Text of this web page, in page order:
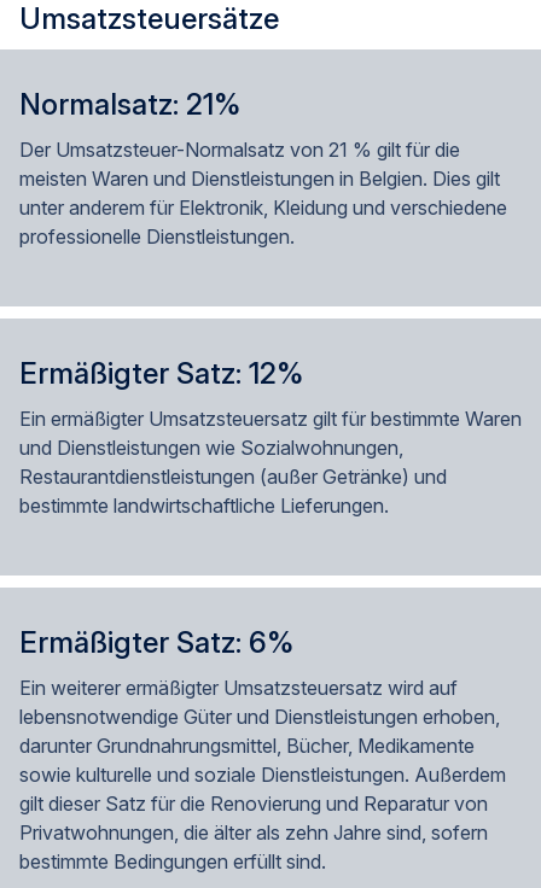
Umsatzsteuersätze
Normalsatz: 21%
Der Umsatzsteuer-Normalsatz von 21 % gilt für die
meisten Waren und Dienstleistungen in Belgien. Dies gilt
unter anderem für Elektronik, Kleidung und verschiedene
professionelle Dienstleistungen.
Ermäßigter Satz: 12%
Ein ermäßigter Umsatzsteuersatz gilt für bestimmte Waren
und Dienstleistungen wie Sozialwohnungen,
Restaurantdienstleistungen (außer Getränke) und
bestimmte landwirtschaftliche Lieferungen.
Ermäßigter Satz: 6%
Ein weiterer ermäßigter Umsatzsteuersatz wird auf
lebensnotwendige Güter und Dienstleistungen erhoben,
darunter Grundnahrungsmittel, Bücher, Medikamente
sowie kulturelle und soziale Dienstleistungen. Außerdem
gilt dieser Satz für die Renovierung und Reparatur von
Privatwohnungen, die älter als zehn Jahre sind, sofern
bestimmte Bedingungen erfüllt sind.